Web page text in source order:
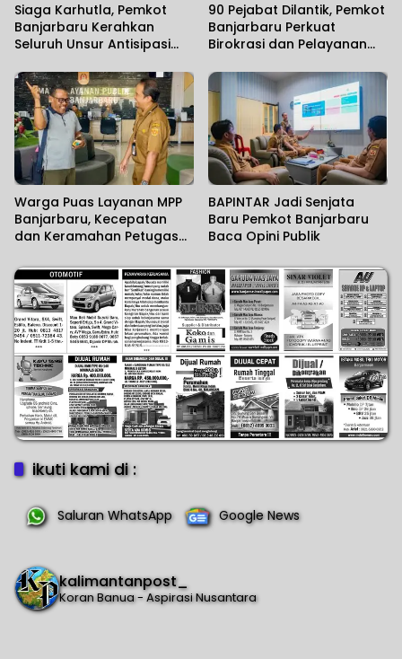
Siaga Karhutla, Pemkot
Banjarbaru Kerahkan
Seluruh Unsur Antisipasi
90 Pejabat Dilantik, Pemkot
Banjarbaru Perkuat
Birokrasi dan Pelayanan
Warga Puas Layanan MPP
Banjarbaru, Kecepatan
dan Keramahan Petugas
BAPINTAR Jadi Senjata
Baru Pemkot Banjarbaru
Baca Opini Publik
ikuti kami di :
Saluran WhatsApp Google News
kalimantanpost_
Koran Banua - Aspirasi Nusantara